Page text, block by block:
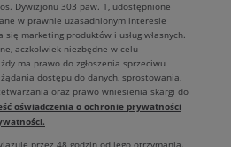
Dywizjonu 303 paw. 1, udostępnione
w prawnie uzasadnionym interesie
marketing produktów i usług własnych.
aczkolwiek niezbędne w celu
ma prawo do zgłoszenia sprzeciwu
dostępu do danych, sprostowania,
oraz prawo wniesienia skargi do
oświadczenia o ochronie prywatności